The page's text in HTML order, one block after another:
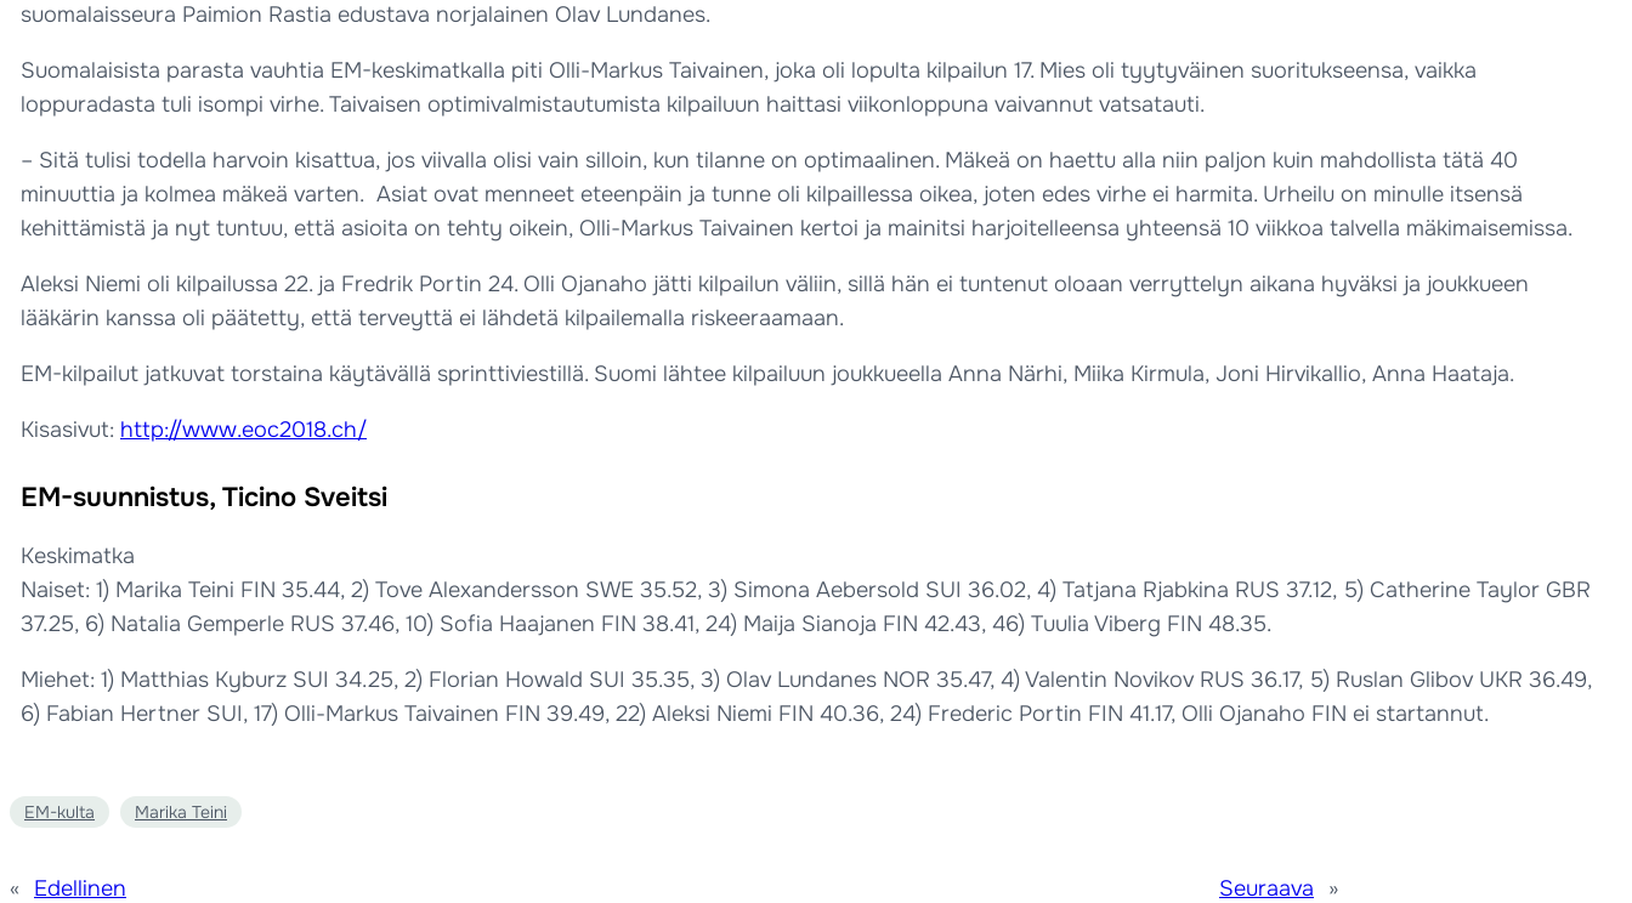
suomalaisseura Paimion Rastia edustava norjalainen Olav Lundanes.
Suomalaisista parasta vauhtia EM-keskimatkalla piti Olli-Markus Taivainen, joka oli lopulta kilpailun 17. Mies oli tyytyväinen suoritukseensa, vaikka
loppuradasta tuli isompi virhe. Taivaisen optimivalmistautumista kilpailuun haittasi viikonloppuna vaivannut vatsatauti.
– Sitä tulisi todella harvoin kisattua, jos viivalla olisi vain silloin, kun tilanne on optimaalinen. Mäkeä on haettu alla niin paljon kuin mahdollista tätä 40
minuuttia ja kolmea mäkeä varten. Asiat ovat menneet eteenpäin ja tunne oli kilpaillessa oikea, joten edes virhe ei harmita. Urheilu on minulle itsensä
kehittämistä ja nyt tuntuu, että asioita on tehty oikein, Olli-Markus Taivainen kertoi ja mainitsi harjoitelleensa yhteensä 10 viikkoa talvella mäkimaisemissa.
Aleksi Niemi oli kilpailussa 22. ja Fredrik Portin 24. Olli Ojanaho jätti kilpailun väliin, sillä hän ei tuntenut oloaan verryttelyn aikana hyväksi ja joukkueen
lääkärin kanssa oli päätetty, että terveyttä ei lähdetä kilpailemalla riskeeraamaan.
EM-kilpailut jatkuvat torstaina käytävällä sprinttiviestillä. Suomi lähtee kilpailuun joukkueella Anna Närhi, Miika Kirmula, Joni Hirvikallio, Anna Haataja.
Kisasivut: http://www.eoc2018.ch/
EM-suunnistus, Ticino Sveitsi
Keskimatka
Naiset: 1) Marika Teini FIN 35.44, 2) Tove Alexandersson SWE 35.52, 3) Simona Aebersold SUI 36.02, 4) Tatjana Rjabkina RUS 37.12, 5) Catherine Taylor GBR
37.25, 6) Natalia Gemperle RUS 37.46, 10) Sofia Haajanen FIN 38.41, 24) Maija Sianoja FIN 42.43, 46) Tuulia Viberg FIN 48.35.
Miehet: 1) Matthias Kyburz SUI 34.25, 2) Florian Howald SUI 35.35, 3) Olav Lundanes NOR 35.47, 4) Valentin Novikov RUS 36.17, 5) Ruslan Glibov UKR 36.49,
6) Fabian Hertner SUI, 17) Olli-Markus Taivainen FIN 39.49, 22) Aleksi Niemi FIN 40.36, 24) Frederic Portin FIN 41.17, Olli Ojanaho FIN ei startannut.
EM-kulta Marika Teini
« Edellinen Seuraava »